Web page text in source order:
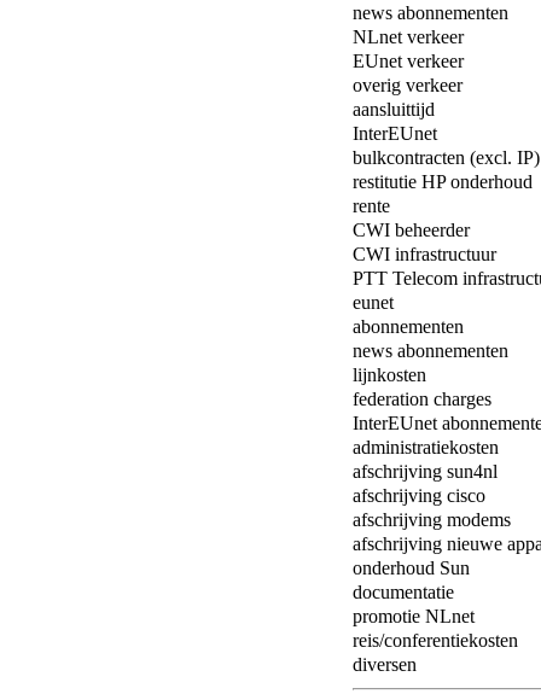
news abonnementen
NLnet verkeer
EUnet verkeer
overig verkeer
aansluittijd
InterEUnet
bulkcontracten (excl. IP)
restitutie HP onderhoud
rente
CWI beheerder
CWI infrastructuur
PTT Telecom
eunet
abonnementen
news abonnementen
lijnkosten
federation charges
InterEUnet
administratiekosten
afschrijving sun4nl
afschrijving cisco
afschrijving modems
afschrijving nieuwe
onderhoud Sun
documentatie
promotie NLnet
reis/conferentiekosten
diversen